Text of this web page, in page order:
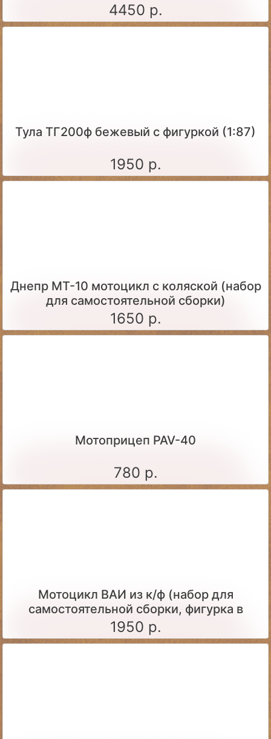
4450 р.
Тула ТГ200ф бежевый с фигуркой (1:87)
1950 р.
Днепр МТ-10 мотоцикл с коляской (набор
для самостоятельной сборки)
1650 р.
Мотоприцеп PAV-40
780 р.
Мотоцикл ВАИ из к/ф (набор для
самостоятельной сборки, фигурка в
комплекте)
1950 р.